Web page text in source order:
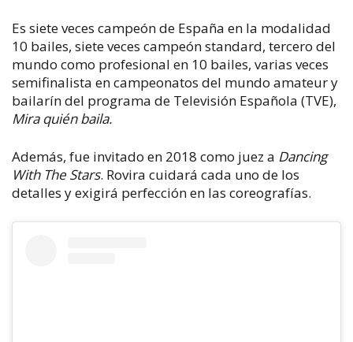
Es siete veces campeón de España en la modalidad
10 bailes, siete veces campeón standard, tercero del
mundo como profesional en 10 bailes, varias veces
semifinalista en campeonatos del mundo amateur y
bailarín del programa de Televisión Española (TVE),
Mira quién baila.
Además, fue invitado en 2018 como juez a Dancing
With The Stars. Rovira cuidará cada uno de los
detalles y exigirá perfección en las coreografías.